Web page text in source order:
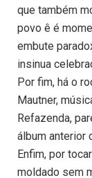
que também
povo ê é
embute
insinua
Por fim, há o
Mautner,
Refazenda,
álbum anterior
Enfim, por
moldado sem